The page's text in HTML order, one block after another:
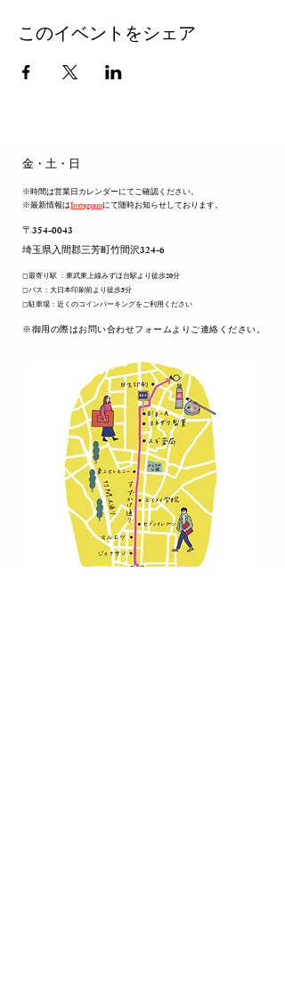
このイベントをシェア
​金・土・日
※時間は営業日カレンダーにてご確認ください。
※最新情報はInstagramにて随時お知らせしております。
〒354-0043
​埼玉県入間郡三芳町竹間沢324-6
◻︎最寄り駅 ：東武東上線みずほ台駅より徒歩20分
◻︎バス：大日本印刷前より徒歩5分
◻︎駐車場：近くのコインパーキングをご利用ください
​※御用の際はお問い合わせフォームよりご連絡ください。